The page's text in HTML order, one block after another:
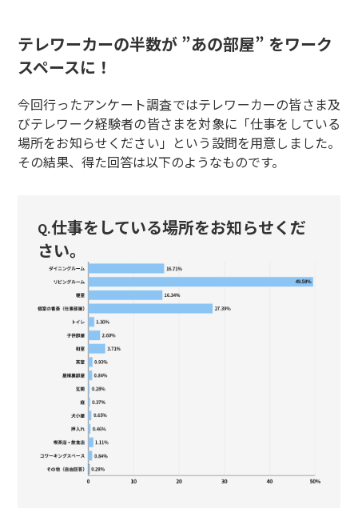
テレワーカーの半数が ”あの部屋” をワーク
スペースに！
今回行ったアンケート調査ではテレワーカーの皆さま及
びテレワーク経験者の皆さまを対象に「仕事をしている
場所をお知らせください」という設問を用意しました。
その結果、得た回答は以下のようなものです。
Q.仕事をしている場所をお知らせくだ
さい。